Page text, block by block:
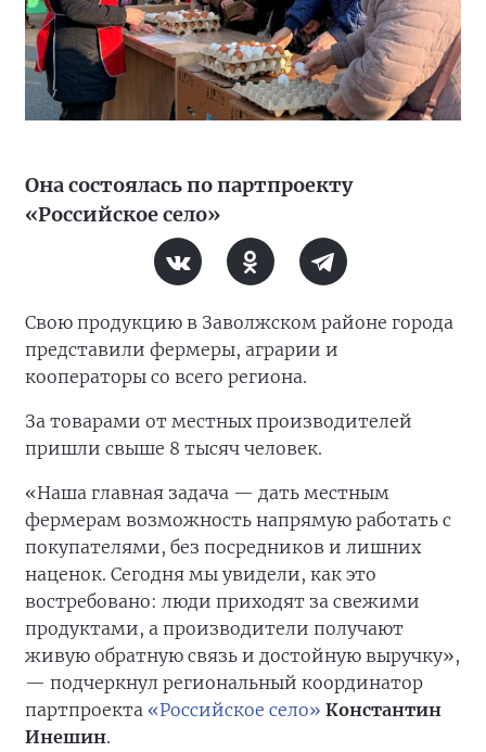
Она состоялась по партпроекту
«Российское село»
Свою продукцию в Заволжском районе города
представили фермеры, аграрии и
кооператоры со всего региона.
За товарами от местных производителей
пришли свыше 8 тысяч человек.
«Наша главная задача — дать местным
фермерам возможность напрямую работать с
покупателями, без посредников и лишних
наценок. Сегодня мы увидели, как это
востребовано: люди приходят за свежими
продуктами, а производители получают
живую обратную связь и достойную выручку»,
— подчеркнул региональный координатор
партпроекта «Российское село» Константин
Инешин.